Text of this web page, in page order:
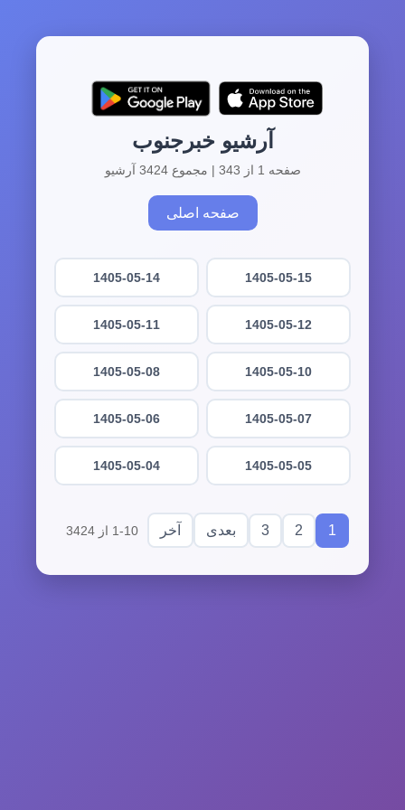
آرشیو خبرجنوب
صفحه 1 از 343 | مجموع 3424 آرشیو
صفحه اصلی
1405-05-15
1405-05-14
1405-05-12
1405-05-11
1405-05-10
1405-05-08
1405-05-07
1405-05-06
1405-05-05
1405-05-04
1
2
3 بعدی آخر 1-10 از 3424